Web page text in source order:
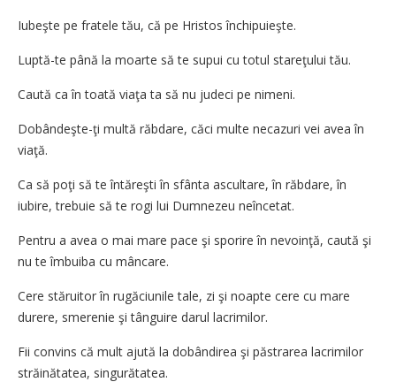
Iubeşte pe fratele tău, că pe Hristos închipuieşte.
Luptă-te până la moarte să te supui cu totul stareţului tău.
Caută ca în toată viaţa ta să nu judeci pe nimeni.
Dobândeşte-ţi multă răbdare, căci multe necazuri vei avea în
viaţă.
Ca să poţi să te întăreşti în sfânta ascultare, în răbdare, în
iubire, trebuie să te rogi lui Dumnezeu neîncetat.
Pentru a avea o mai mare pace şi sporire în nevoinţă, caută şi
nu te îmbuiba cu mâncare.
Cere stăruitor în rugăciunile tale, zi şi noapte cere cu mare
durere, smerenie şi tânguire darul lacrimilor.
Fii convins că mult ajută la dobândirea şi păstrarea lacrimilor
străinătatea, singurătatea.